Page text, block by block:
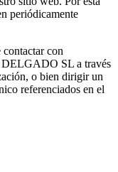
periódicamente
contactar con
SL a través
o bien dirigir un
referenciados en el